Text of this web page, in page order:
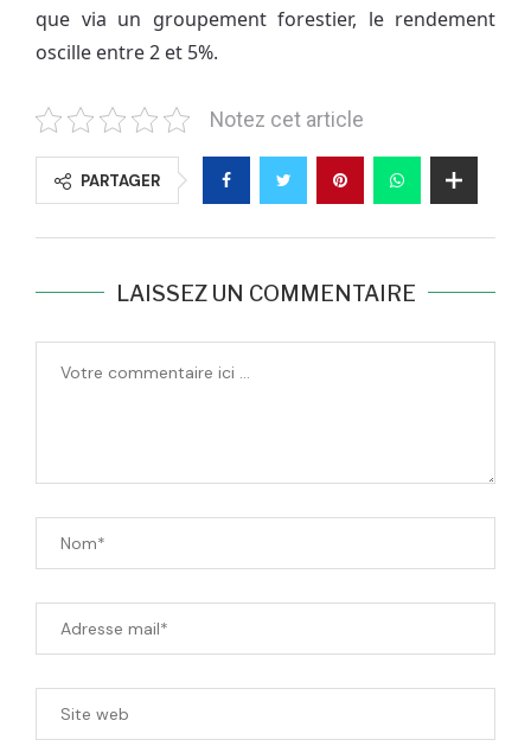
que via un groupement forestier, le rendement
oscille entre 2 et 5%.
Notez cet article
PARTAGER
LAISSEZ UN COMMENTAIRE